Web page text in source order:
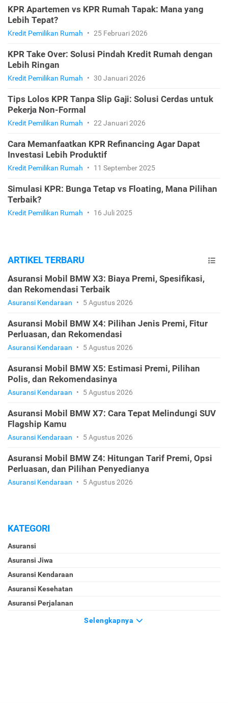
KPR Apartemen vs KPR Rumah Tapak: Mana yang
Lebih Tepat?
Kredit Pemilikan Rumah • 25 Februari 2026
KPR Take Over: Solusi Pindah Kredit Rumah dengan
Lebih Ringan
Kredit Pemilikan Rumah • 30 Januari 2026
Tips Lolos KPR Tanpa Slip Gaji: Solusi Cerdas untuk
Pekerja Non-Formal
Kredit Pemilikan Rumah • 22 Januari 2026
Cara Memanfaatkan KPR Refinancing Agar Dapat
Investasi Lebih Produktif
Kredit Pemilikan Rumah • 11 September 2025
Simulasi KPR: Bunga Tetap vs Floating, Mana Pilihan
Terbaik?
Kredit Pemilikan Rumah • 16 Juli 2025
ARTIKEL TERBARU
Asuransi Mobil BMW X3: Biaya Premi, Spesifikasi,
dan Rekomendasi Terbaik
Asuransi Kendaraan • 5 Agustus 2026
Asuransi Mobil BMW X4: Pilihan Jenis Premi, Fitur
Perluasan, dan Rekomendasi
Asuransi Kendaraan • 5 Agustus 2026
Asuransi Mobil BMW X5: Estimasi Premi, Pilihan
Polis, dan Rekomendasinya
Asuransi Kendaraan • 5 Agustus 2026
Asuransi Mobil BMW X7: Cara Tepat Melindungi SUV
Flagship Kamu
Asuransi Kendaraan • 5 Agustus 2026
Asuransi Mobil BMW Z4: Hitungan Tarif Premi, Opsi
Perluasan, dan Pilihan Penyedianya
Asuransi Kendaraan • 5 Agustus 2026
KATEGORI
Asuransi
Asuransi Jiwa
Asuransi Kendaraan
Asuransi Kesehatan
Asuransi Perjalanan
Selengkapnya